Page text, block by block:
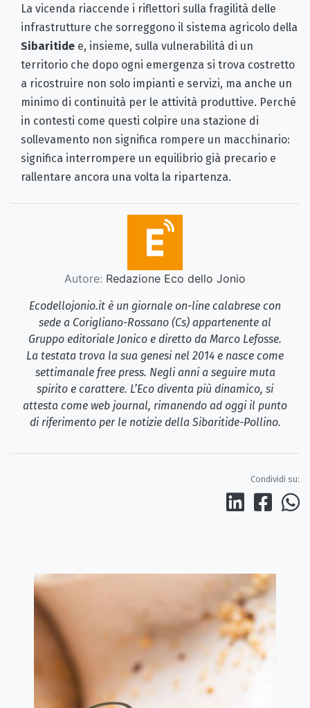
La vicenda riaccende i riflettori sulla fragilità delle
infrastrutture che sorreggono il sistema agricolo della
Sibaritide e, insieme, sulla vulnerabilità di un
territorio che dopo ogni emergenza si trova costretto
a ricostruire non solo impianti e servizi, ma anche un
minimo di continuità per le attività produttive. Perché
in contesti come questi colpire una stazione di
sollevamento non significa rompere un macchinario:
significa interrompere un equilibrio già precario e
rallentare ancora una volta la ripartenza.
Autore: Redazione Eco dello Jonio
Ecodellojonio.it è un giornale on-line calabrese con
sede a Corigliano-Rossano (Cs) appartenente al
Gruppo editoriale Jonico e diretto da Marco Lefosse.
La testata trova la sua genesi nel 2014 e nasce come
settimanale free press. Negli anni a seguire muta
spirito e carattere. L’Eco diventa più dinamico, si
attesta come web journal, rimanendo ad oggi il punto
di riferimento per le notizie della Sibaritide-Pollino.
Condividi su: